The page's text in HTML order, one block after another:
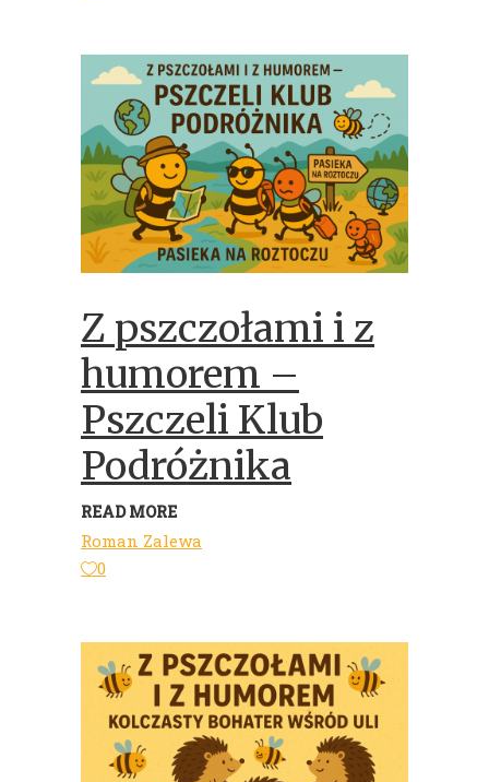
Z pszczołami i z
humorem –
Pszczeli Klub
Podróżnika
READ MORE
Roman Zalewa
0